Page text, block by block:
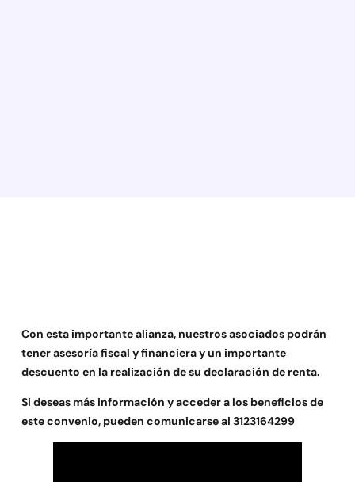
Con esta importante alianza, nuestros asociados podrán
tener asesoría fiscal y financiera y un importante
descuento en la realización de su declaración de renta.
Si deseas más información y acceder a los beneficios de
este convenio, pueden comunicarse al 3123164299